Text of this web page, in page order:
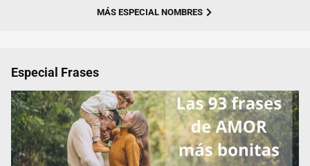
MÁS ESPECIAL NOMBRES
Especial Frases